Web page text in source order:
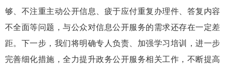
够、不注重主动公开信息、疲于应付重复办理件、答复内容
不全面等问题，与公众对信息公开服务的需求还存在一定差
距。下一步，我们将明确专人负责、加强学习培训，进一步
完善细化措施，全力提升政务公开服务相关工作，不断提高